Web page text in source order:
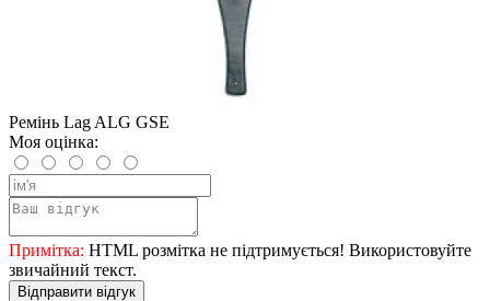
Ремінь Lag ALG GSE
Моя оцінка:
Примітка: HTML розмітка не підтримується! Використовуйте
звичайний текст.
Відправити відгук